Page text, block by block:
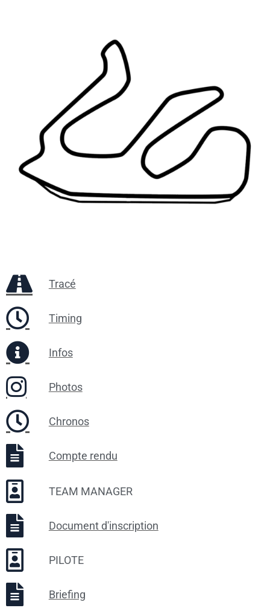
Tracé
Timing
Infos
Photos
Chronos
Compte rendu
TEAM MANAGER
Document d'inscription
PILOTE
Briefing